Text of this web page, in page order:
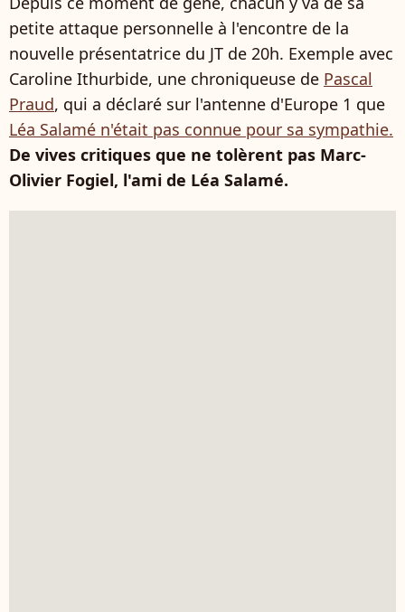
petite attaque personnelle à l'encontre de la
nouvelle présentatrice du JT de 20h. Exemple avec
Caroline Ithurbide, une chroniqueuse de Pascal
Praud, qui a déclaré sur l'antenne d'Europe 1 que
Léa Salamé n'était pas connue pour sa sympathie.
De vives critiques que ne tolèrent pas Marc-
Olivier Fogiel, l'ami de Léa Salamé.